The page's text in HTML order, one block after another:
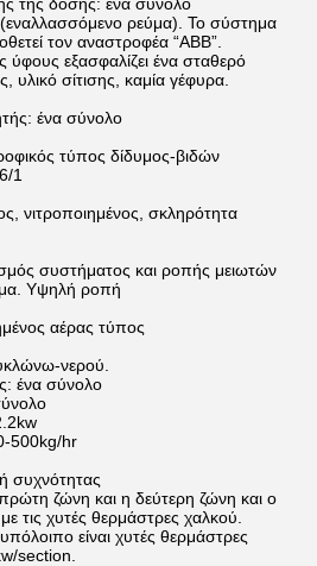
ρεύμα). Το σύστημα
τον αναστροφέα “ABB”.
ύφους εξασφαλίζει ένα σταθερό
υλικό σίτισης, καμία γέφυρα.
ένα σύνολο
τύπος δίδυμος-βιδών
1
νιτροποιημένος, σκληρότητα
συστήματος και ροπής μειωτών
Υψηλή ροπή
αέρας τύπος
νερού.
ένα σύνολο
500kg/hr
συχνότητας
ζώνη και η δεύτερη ζώνη και ο
τις χυτές θερμάστρες χαλκού.
είναι χυτές θερμάστρες
section.